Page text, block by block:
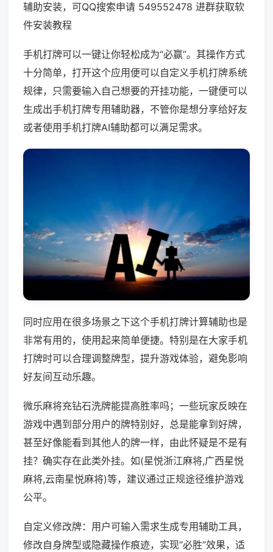
辅助安装，可QQ搜索申请 549552478 进群获取软
件安装教程
手机打牌可以一键让你轻松成为“必赢”。其操作方式
十分简单，打开这个应用便可以自定义手机打牌系统
规律，只需要输入自己想要的开挂功能，一键便可以
生成出手机打牌专用辅助器，不管你是想分享给好友
或者使用手机打牌AI辅助都可以满足需求。
同时应用在很多场景之下这个手机打牌计算辅助也是
非常有用的，使用起来简单便捷。特别是在大家手机
打牌时可以合理调整牌型，提升游戏体验，避免影响
好友间互动乐趣。
微乐麻将充钻石洗牌能提高胜率吗；一些玩家反映在
游戏中遇到部分用户的牌特别好，总是能拿到好牌，
甚至好像能看到其他人的牌一样，由此怀疑是不是有
挂？确实存在此类外挂。如(星悦浙江麻将,广西星悦
麻将,云南星悦麻将)等，建议通过正规途径维护游戏
公平。
自定义修改牌：用户可输入需求生成专用辅助工具，
修改自身牌型或隐藏操作痕迹，实现“必胜”效果，适